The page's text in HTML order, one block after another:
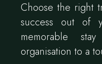
Choose the right
success out of
memorable
organisation to a